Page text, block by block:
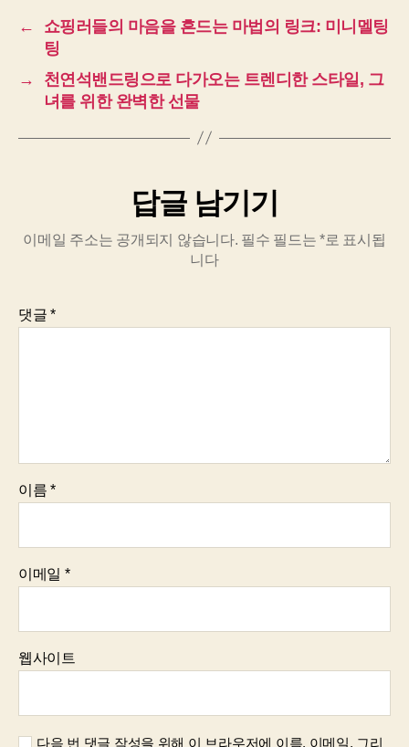
←
쇼핑러들의 마음을 흔드는 마법의 링크: 미니멜팅
팅
→
천연석밴드링으로 다가오는 트렌디한 스타일, 그
녀를 위한 완벽한 선물
답글 남기기
이메일 주소는 공개되지 않습니다. 필수 필드는*로 표시됩
니다
댓글*
이름*
이메일 *
웹사이트
다음 번 댓글 작성을 위해 이 브라우저에 이름, 이메일, 그리